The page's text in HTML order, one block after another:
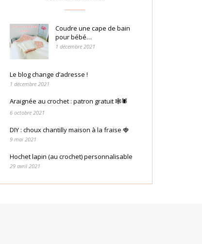
Coudre une cape de bain
pour bébé…
1 décembre 2021
Le blog change d’adresse !
1 décembre 2021
Araignée au crochet : patron gratuit 🕸🕷
6 octobre 2021
DIY : choux chantilly maison à la fraise 🍓
9 mai 2021
Hochet lapin (au crochet) personnalisable
29 avril 2021